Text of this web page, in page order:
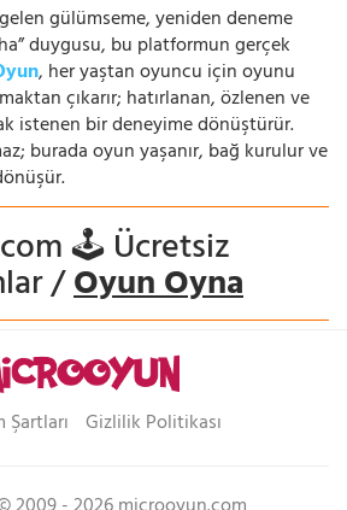
gülümseme, yeniden deneme
duygusu, bu platformun gerçek
, her yaştan oyuncu için oyunu
çıkarır; hatırlanan, özlenen ve
istenen bir deneyime dönüştürür.
burada oyun yaşanır, bağ kurulur ve
🕹️ Ücretsiz
/Oyun Oyna
Şartları Gizlilik Politikası